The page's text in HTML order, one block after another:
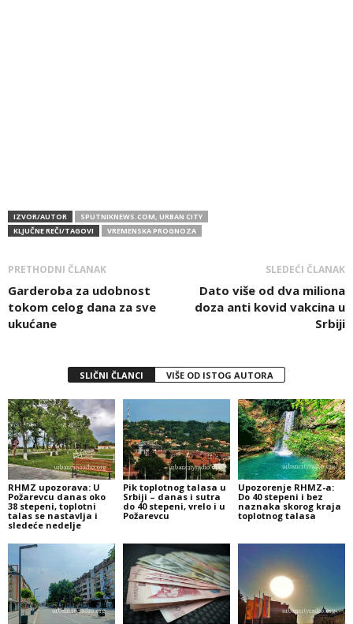
IZVOR/AUTOR
SPUTNIKNEWS.COM, URBAN CITY
KLJUČNE REČI/TAGOVI
VREMENSKA PROGNOZA
PRETHODNI ČLANAK
Garderoba za udobnost
tokom celog dana za sve
ukućane
SLEDEĆI ČLANAK
Dato više od dva miliona
doza anti kovid vakcina u
Srbiji
SLIČNI ČLANCI VIŠE OD ISTOG AUTORA
RHMZ upozorava: U
Požarevcu danas oko
38 stepeni, toplotni
talas se nastavlja i
sledeće nedelje
Pik toplotnog talasa u
Srbiji – danas i sutra
do 40 stepeni, vrelo i u
Požarevcu
Upozorenje RHMZ-a:
Do 40 stepeni i bez
naznaka skorog kraja
toplotnog talasa